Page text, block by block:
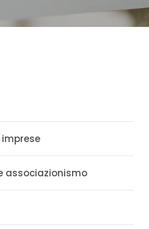
associazionismo